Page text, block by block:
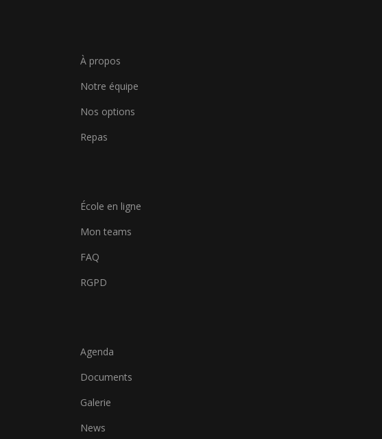
À propos
Notre équipe
Nos options
Repas
École en ligne
Mon teams
FAQ
RGPD
Agenda
Documents
Galerie
News